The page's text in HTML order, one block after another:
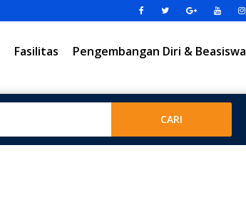
Fasilitas Pengembangan Diri & Beasiswa